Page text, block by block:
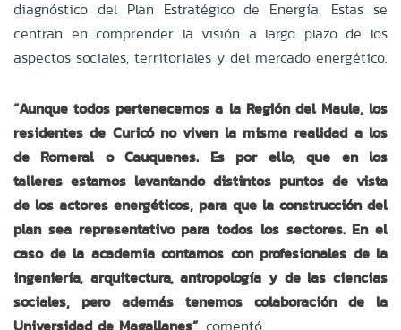
diagnóstico del Plan Estratégico de Energía. Estas se
centran en comprender la visión a largo plazo de los
aspectos sociales, territoriales y del mercado energético.
“Aunque todos pertenecemos a la Región del Maule, los
residentes de Curicó no viven la misma realidad a los
de Romeral o Cauquenes. Es por ello, que en los
talleres estamos levantando distintos puntos de vista
de los actores energéticos, para que la construcción del
plan sea representativo para todos los sectores. En el
caso de la academia contamos con profesionales de la
ingeniería, arquitectura, antropología y de las ciencias
sociales, pero además tenemos colaboración de la
Universidad de Magallanes”, comentó.